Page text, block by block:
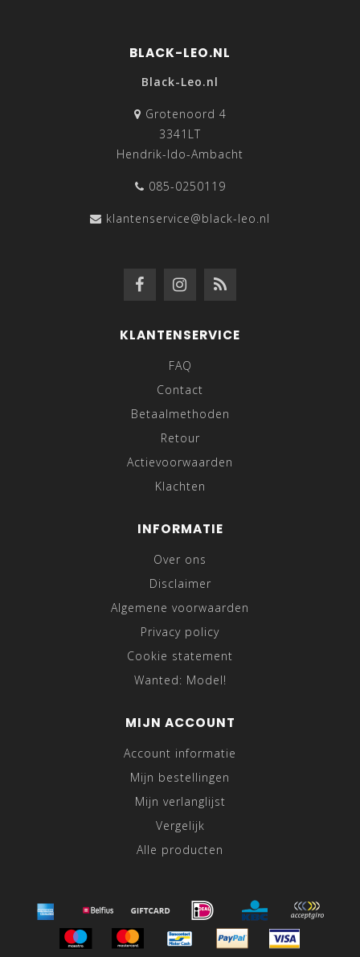
BLACK-LEO.NL
Black-Leo.nl
Grotenoord 4
3341LT
Hendrik-Ido-Ambacht
085-0250119
klantenservice@black-leo.nl
KLANTENSERVICE
FAQ
Contact
Betaalmethoden
Retour
Actievoorwaarden
Klachten
INFORMATIE
Over ons
Disclaimer
Algemene voorwaarden
Privacy policy
Cookie statement
Wanted: Model!
MIJN ACCOUNT
Account informatie
Mijn bestellingen
Mijn verlanglijst
Vergelijk
Alle producten